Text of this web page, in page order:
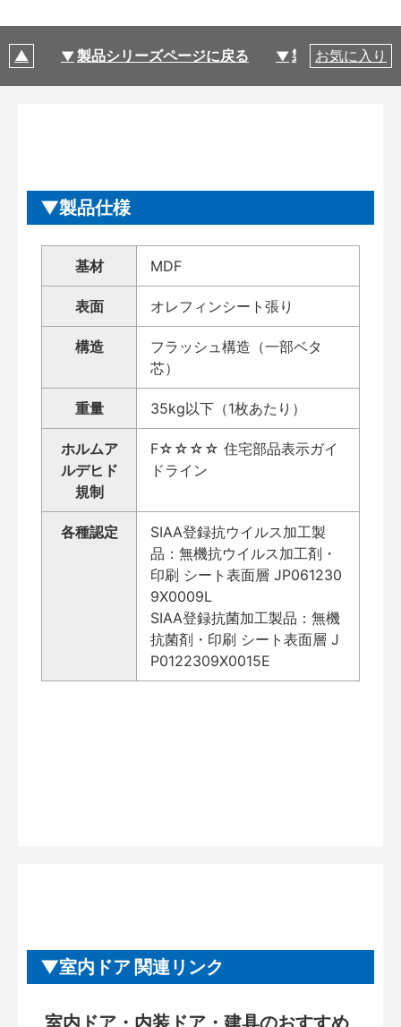
製品シリーズページに戻る 製品仕様
お気に入り
製品仕様
基材 MDF
表面 オレフィンシート張り
構造
フラッシュ構造（一部ベタ
芯）
重量 35kg以下（1枚あたり）
ホルムア
ルデヒド
規制
F☆☆☆☆ 住宅部品表示ガイ
ドライン
各種認定
SIAA登録抗ウイルス加工製
品：無機抗ウイルス加工剤・
印刷 シート表面層 JP061230
9X0009L
SIAA登録抗菌加工製品：無機
抗菌剤・印刷 シート表面層 J
P0122309X0015E
室内ドア 関連リンク